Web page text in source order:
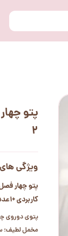
پتو
2
ویژگی
پتو چهار
کاربردی +1عدد روبالشتی تدی
پتوی دوروی
مخمل لطیف؛